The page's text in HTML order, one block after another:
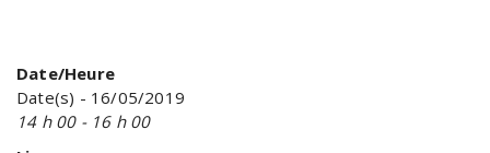
Date/Heure
Date(s) - 16/05/2019
14 h 00 - 16 h 00